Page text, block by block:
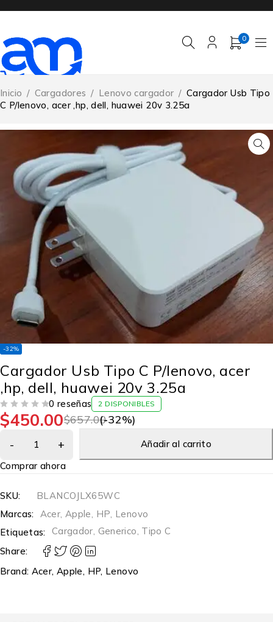
0
Inicio / Cargadores / Lenovo cargador / Cargador Usb Tipo
C P/lenovo, acer ,hp, dell, huawei 20v 3.25a
-32%
Cargador Usb Tipo C P/lenovo, acer
,hp, dell, huawei 20v 3.25a
0 reseñas 2 DISPONIBLES
$657.00
$450.00 (-32%)
Añadir al carrito
Comprar ahora
SKU:
BLANCOJLX65WC
Marcas:
Acer Apple HP Lenovo
Etiquetas:
Cargador Generico Tipo C
Share:
Brand: Acer, Apple, HP, Lenovo